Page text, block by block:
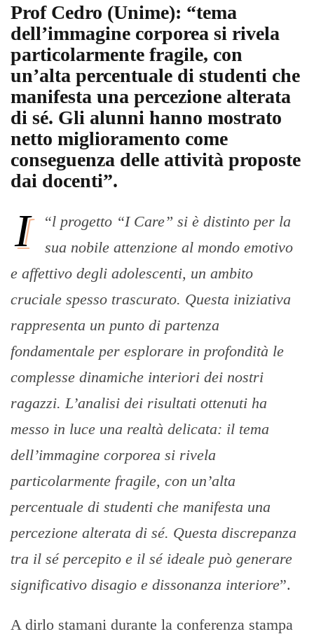
Prof Cedro (Unime): “tema
dell’immagine corporea si rivela
particolarmente fragile, con
un’alta percentuale di studenti che
manifesta una percezione alterata
di sé. Gli alunni hanno mostrato
netto miglioramento come
conseguenza delle attività proposte
dai docenti”.
“
I
l progetto “I Care” si è distinto per la
sua nobile attenzione al mondo emotivo
e affettivo degli adolescenti, un ambito
cruciale spesso trascurato. Questa iniziativa
rappresenta un punto di partenza
fondamentale per esplorare in profondità le
complesse dinamiche interiori dei nostri
ragazzi. L’analisi dei risultati ottenuti ha
messo in luce una realtà delicata: il tema
dell’immagine corporea si rivela
particolarmente fragile, con un’alta
percentuale di studenti che manifesta una
percezione alterata di sé. Questa discrepanza
tra il sé percepito e il sé ideale può generare
significativo disagio e dissonanza interiore”.
A dirlo stamani durante la conferenza stampa